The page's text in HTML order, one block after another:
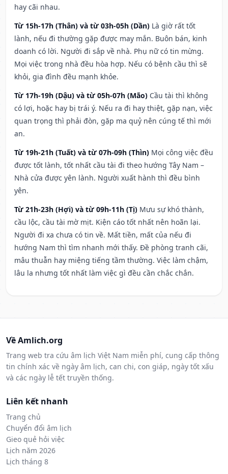
hay cãi nhau.
Từ 15h-17h (Thân) và từ 03h-05h (Dần) Là giờ rất tốt
lành, nếu đi thường gặp được may mắn. Buôn bán, kinh
doanh có lời. Người đi sắp về nhà. Phụ nữ có tin mừng.
Mọi việc trong nhà đều hòa hợp. Nếu có bệnh cầu thì sẽ
khỏi, gia đình đều mạnh khỏe.
Từ 17h-19h (Dậu) và từ 05h-07h (Mão) Cầu tài thì không
có lợi, hoặc hay bị trái ý. Nếu ra đi hay thiệt, gặp nạn, việc
quan trọng thì phải đòn, gặp ma quỷ nên cúng tế thì mới
an.
Từ 19h-21h (Tuất) và từ 07h-09h (Thìn) Mọi công việc đều
được tốt lành, tốt nhất cầu tài đi theo hướng Tây Nam –
Nhà cửa được yên lành. Người xuất hành thì đều bình
yên.
Từ 21h-23h (Hợi) và từ 09h-11h (Tị) Mưu sự khó thành,
cầu lộc, cầu tài mờ mịt. Kiện cáo tốt nhất nên hoãn lại.
Người đi xa chưa có tin về. Mất tiền, mất của nếu đi
hướng Nam thì tìm nhanh mới thấy. Đề phòng tranh cãi,
mâu thuẫn hay miệng tiếng tầm thường. Việc làm chậm,
lâu la nhưng tốt nhất làm việc gì đều cần chắc chắn.
Về Amlich.org
Trang web tra cứu âm lịch Việt Nam miễn phí, cung cấp thông
tin chính xác về ngày âm lịch, can chi, con giáp, ngày tốt xấu
và các ngày lễ tết truyền thống.
Liên kết nhanh
Trang chủ
Chuyển đổi âm lịch
Gieo quẻ hỏi việc
Lịch năm 2026
Lịch tháng 8